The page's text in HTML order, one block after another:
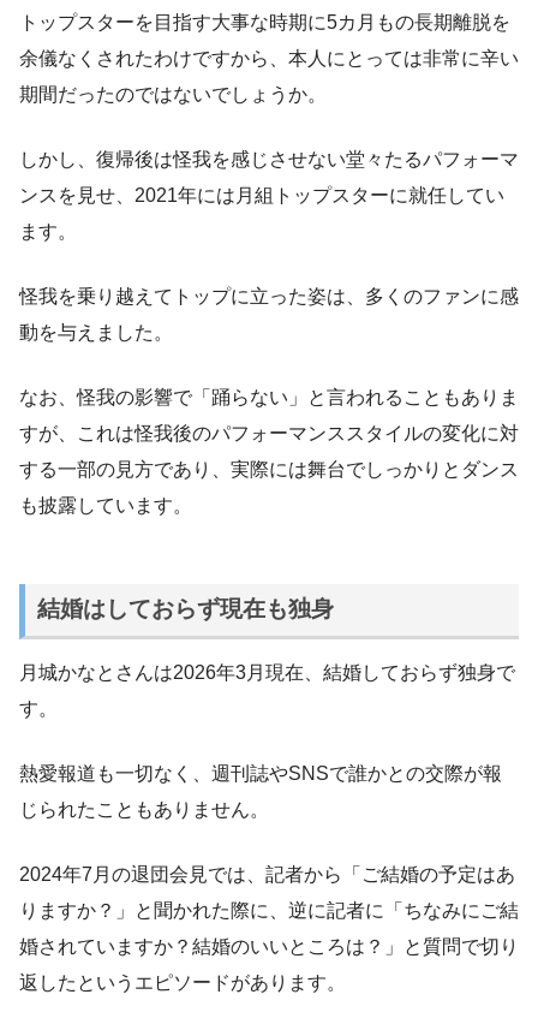
トップスターを目指す大事な時期に5カ月もの長期離脱を
余儀なくされたわけですから、本人にとっては非常に辛い
期間だったのではないでしょうか。
しかし、復帰後は怪我を感じさせない堂々たるパフォーマ
ンスを見せ、2021年には月組トップスターに就任してい
ます。
怪我を乗り越えてトップに立った姿は、多くのファンに感
動を与えました。
なお、怪我の影響で「踊らない」と言われることもありま
すが、これは怪我後のパフォーマンススタイルの変化に対
する一部の見方であり、実際には舞台でしっかりとダンス
も披露しています。
結婚はしておらず現在も独身
月城かなとさんは2026年3月現在、結婚しておらず独身で
す。
熱愛報道も一切なく、週刊誌やSNSで誰かとの交際が報
じられたこともありません。
2024年7月の退団会見では、記者から「ご結婚の予定はあ
りますか？」と聞かれた際に、逆に記者に「ちなみにご結
婚されていますか？結婚のいいところは？」と質問で切り
返したというエピソードがあります。